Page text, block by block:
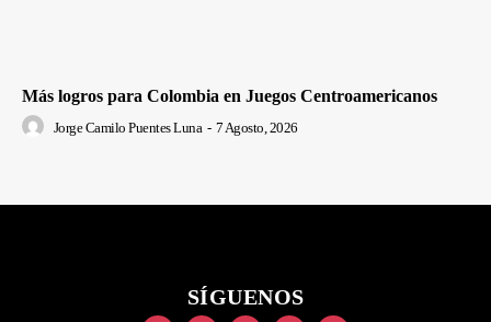
Más logros para Colombia en Juegos Centroamericanos
Jorge Camilo Puentes Luna - 7 Agosto, 2026
SÍGUENOS